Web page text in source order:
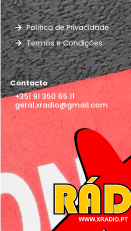
Política de Privacidade
Termos e Condições
Contacto
+351 91 350 65 11
geral.xradio@gmail.com